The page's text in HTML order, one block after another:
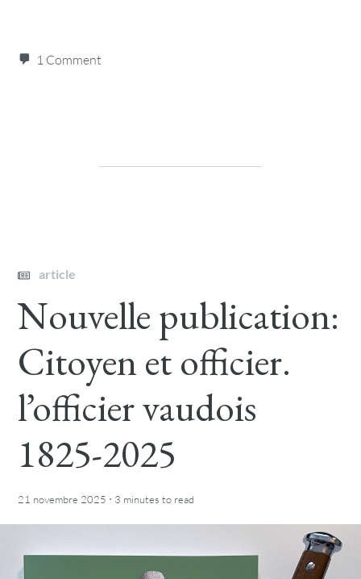
1 Comment
article
Nouvelle publication:
Citoyen et officier.
l’officier vaudois
1825-2025
21 novembre 2025 · 3 minutes to read